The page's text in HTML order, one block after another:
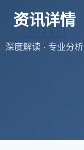
资讯详情
深度解读 · 专业分析